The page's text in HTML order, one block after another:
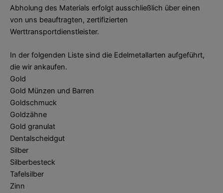
Abholung des Materials erfolgt ausschließlich über einen
von uns beauftragten, zertifizierten
Werttransportdienstleister.
In der folgenden Liste sind die Edelmetallarten aufgeführt,
die wir ankaufen.
Gold
Gold Münzen und Barren
Goldschmuck
Goldzähne
Gold granulat
Dentalscheidgut
Silber
Silberbesteck
Tafelsilber
Zinn